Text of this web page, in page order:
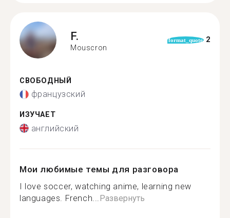
F.
Mouscron
format_quote 2
СВОБОДНЫЙ
французский
ИЗУЧАЕТ
английский
Мои любимые темы для разговора
I love soccer, watching anime, learning new
languages. French... Развернуть